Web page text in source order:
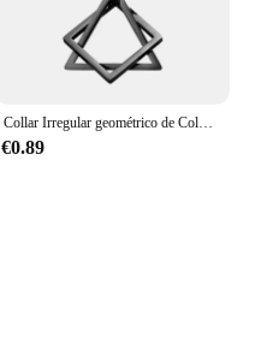
Collar Irregular geométrico de Color plateado para mujer y hombre, cadena de clavícula Punk Simple, accesorios para el cuello de nueva tendencia de verano
€0.89